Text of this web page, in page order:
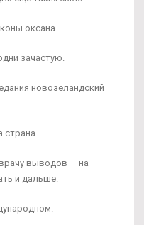
оксана.
зачастую.
новозеландский
страна.
выводов — на
и дальше.